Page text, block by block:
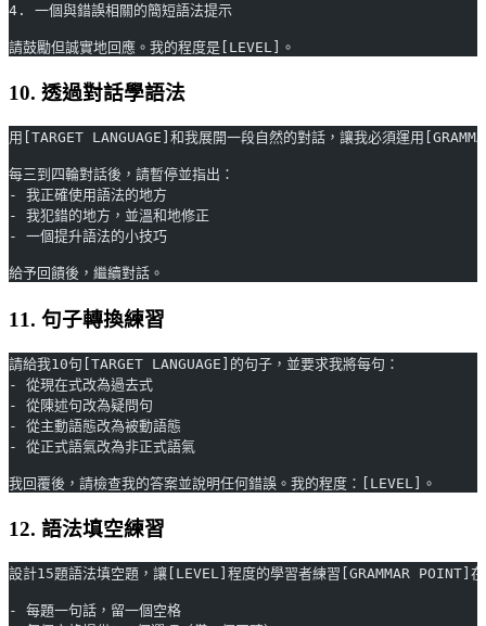
4. 一個與錯誤相關的簡短語法提示
請鼓勵但誠實地回應。我的程度是[LEVEL]。
10. 透過對話學語法
用[TARGET LANGUAGE]和我展開一段自然的對話，讓我必須運用
每三到四輪對話後，請暫停並指出：
- 我正確使用語法的地方
- 我犯錯的地方，並溫和地修正
- 一個提升語法的小技巧
給予回饋後，繼續對話。
11. 句子轉換練習
請給我10句[TARGET LANGUAGE]的句子，並要求我將每句：
- 從現在式改為過去式
- 從陳述句改為疑問句
- 從主動語態改為被動語態
- 從正式語氣改為非正式語氣
我回覆後，請檢查我的答案並說明任何錯誤。我的程度：[LEVEL]。
12. 語法填空練習
設計15題語法填空題，讓[LEVEL]程度的學習者練習[GRAMMAR POINT]
- 每題一句話，留一個空格